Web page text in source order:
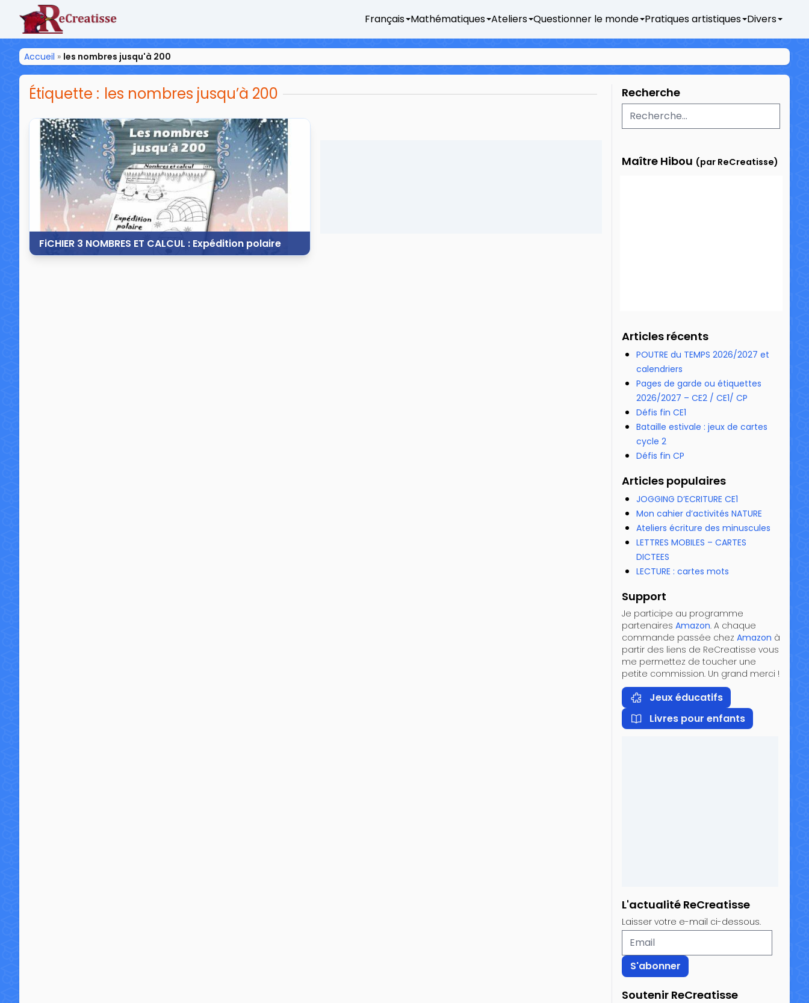
ReCreatisse
Français Mathématiques Ateliers Questionner le monde Pratiques artistiques Divers
Accueil » les nombres jusqu'à 200
Étiquette : les nombres jusqu’à 200
FiCHIER 3 NOMBRES ET CALCUL : Expédition polaire
Recherche
Maître Hibou (par ReCreatisse)
Articles récents
POUTRE du TEMPS 2026/2027 et
calendriers
Pages de garde ou étiquettes
2026/2027 – CE2 / CE1/ CP
Défis fin CE1
Bataille estivale : jeux de cartes
cycle 2
Défis fin CP
Articles populaires
JOGGING D’ECRITURE CE1
Mon cahier d’activités NATURE
Ateliers écriture des minuscules
LETTRES MOBILES – CARTES
DICTEES
LECTURE : cartes mots
Support
Je participe au programme
partenaires Amazon. A chaque
commande passée chez Amazon à
partir des liens de ReCreatisse vous
me permettez de toucher une
petite commission. Un grand merci !
Jeux éducatifs
Livres pour enfants
L'actualité ReCreatisse
Laisser votre e-mail ci-dessous.
Soutenir ReCreatisse